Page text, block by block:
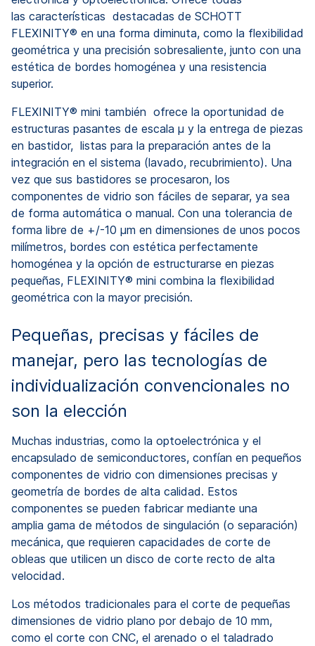
las características destacadas de SCHOTT
FLEXINITY® en una forma diminuta, como la flexibilidad
geométrica y una precisión sobresaliente, junto con una
estética de bordes homogénea y una resistencia
superior.
FLEXINITY® mini también ofrece la oportunidad de
estructuras pasantes de escala μ y la entrega de piezas
en bastidor, listas para la preparación antes de la
integración en el sistema (lavado, recubrimiento). Una
vez que sus bastidores se procesaron, los
componentes de vidrio son fáciles de separar, ya sea
de forma automática o manual. Con una tolerancia de
forma libre de +/-10 μm en dimensiones de unos pocos
milímetros, bordes con estética perfectamente
homogénea y la opción de estructurarse en piezas
pequeñas, FLEXINITY® mini combina la flexibilidad
geométrica con la mayor precisión.
Pequeñas, precisas y fáciles de
manejar, pero las tecnologías de
individualización convencionales no
son la elección
Muchas industrias, como la optoelectrónica y el
encapsulado de semiconductores, confían en pequeños
componentes de vidrio con dimensiones precisas y
geometría de bordes de alta calidad. Estos
componentes se pueden fabricar mediante una
amplia gama de métodos de singulación (o separación)
mecánica, que requieren capacidades de corte de
obleas que utilicen un disco de corte recto de alta
velocidad.
Los métodos tradicionales para el corte de pequeñas
dimensiones de vidrio plano por debajo de 10 mm,
como el corte con CNC, el arenado o el taladrado